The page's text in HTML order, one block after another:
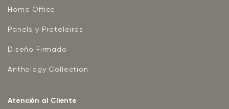
Home Office
Panels y Prateleiras
Diseño Firmado
Anthology Collection
Atención al Cliente